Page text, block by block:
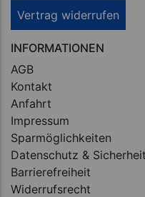
Vertrag widerrufen
INFORMATIONEN
AGB
Kontakt
Anfahrt
Impressum
Sparmöglichkeiten
Datenschutz & Sicherheit
Barrierefreiheit
Widerrufsrecht